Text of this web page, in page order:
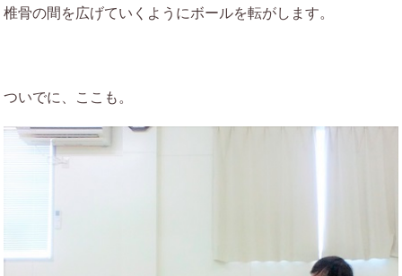
椎骨の間を広げていくようにボールを転がします。
ついでに、ここも。